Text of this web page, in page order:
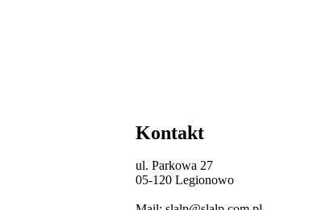
Kontakt
ul. Parkowa 27
05-120 Legionowo